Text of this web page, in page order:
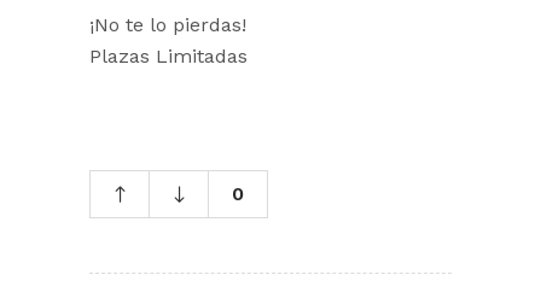
¡No te lo pierdas!
Plazas Limitadas
0